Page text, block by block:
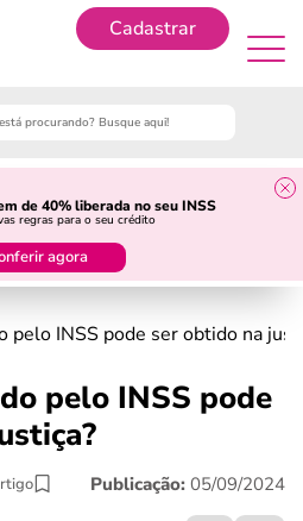
Cadastrar
de 40% liberada no seu INSS
regras para o seu crédito
agora
pelo INSS pode ser obtido na
pelo INSS pode
Publicação: 05/09/2024